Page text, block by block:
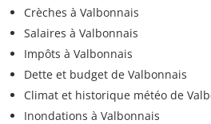
Crèches à Valbonnais
Salaires à Valbonnais
Impôts à Valbonnais
Dette et budget de Valbonnais
Climat et historique météo de
Inondations à Valbonnais